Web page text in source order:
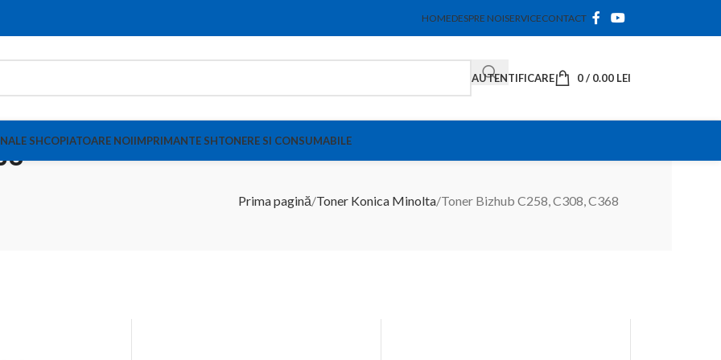
HOMEDESPRE NOISERVICECONTACT
AUTENTIFICARE 0/ 0.00 LEI
SHCOPIATOARE NOIIMPRIMANTE SHTONERE SI CONSUMABILE
Prima pagină Toner Konica Minolta Toner Bizhub C258, C308, C368